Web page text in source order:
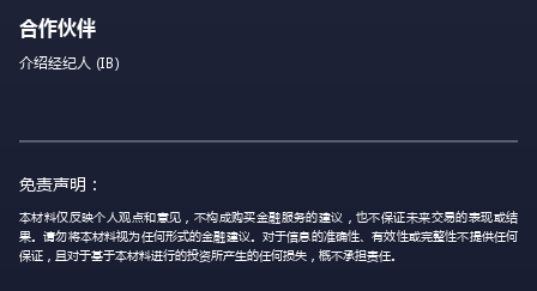
合作伙伴
介绍经纪人 (IB)
免责声明：
本材料仅反映个人观点和意见，不构成购买金融服务的建议，也不保证未来交易的表现或结
果。请勿将本材料视为任何形式的金融建议。对于信息的准确性、有效性或完整性不提供任何
保证，且对于基于本材料进行的投资所产生的任何损失，概不承担责任。